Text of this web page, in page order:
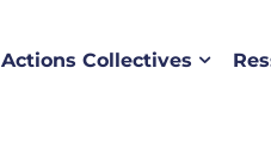
Actions Collectives